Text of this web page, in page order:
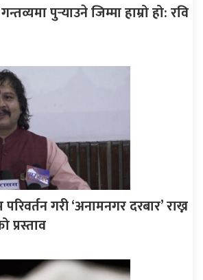
पुर्‍याउने जिम्मा हाम्रो हो: रवि
गरी ‘अनामनगर दरबार’ राख्न
प्रस्ताव